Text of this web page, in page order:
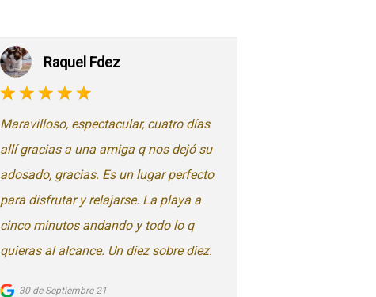
Raquel Fdez
Maravilloso, espectacular, cuatro días
allí gracias a una amiga q nos dejó su
adosado, gracias. Es un lugar perfecto
para disfrutar y relajarse. La playa a
cinco minutos andando y todo lo q
quieras al alcance. Un diez sobre diez.
30 de Septiembre 21